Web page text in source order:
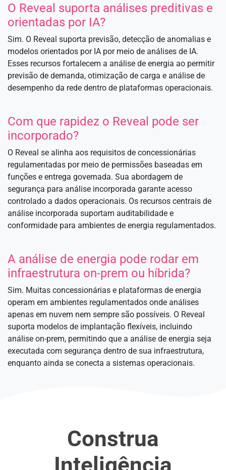
O Reveal suporta análises preditivas e
orientadas por IA?
Sim. O Reveal suporta previsão, detecção de anomalias e
modelos orientados por IA por meio de análises de IA.
Esses recursos fortalecem a análise de energia ao permitir
previsão de demanda, otimização de carga e análise de
desempenho da rede dentro de plataformas operacionais.
Com que rapidez o Reveal pode ser
incorporado?
O Reveal se alinha aos requisitos de concessionárias
regulamentadas por meio de permissões baseadas em
funções e entrega governada. Sua abordagem de
segurança para análise incorporada garante acesso
controlado a dados operacionais. Os recursos centrais de
análise incorporada suportam auditabilidade e
conformidade para ambientes de energia regulamentados.
A análise de energia pode rodar em
infraestrutura on-prem ou híbrida?
Sim. Muitas concessionárias e plataformas de energia
operam em ambientes regulamentados onde análises
apenas em nuvem nem sempre são possíveis. O Reveal
suporta modelos de implantação flexíveis, incluindo
análise on-prem, permitindo que a análise de energia seja
executada com segurança dentro de sua infraestrutura,
enquanto ainda se conecta a sistemas operacionais.
Construa